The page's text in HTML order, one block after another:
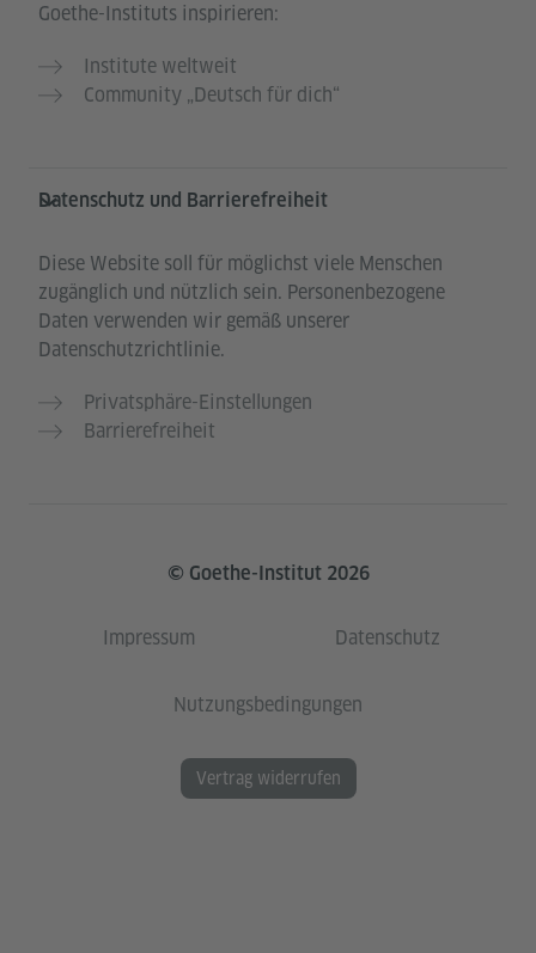
Goethe-Instituts inspirieren:
Institute weltweit
Community „Deutsch für dich“
Datenschutz und Barrierefreiheit
Diese Website soll für möglichst viele Menschen
zugänglich und nützlich sein. Personenbezogene
Daten verwenden wir gemäß unserer
Datenschutzrichtlinie.
Privatsphäre-Einstellungen
Barrierefreiheit
© Goethe-Institut 2026
Impressum Datenschutz
Nutzungsbedingungen
Vertrag widerrufen